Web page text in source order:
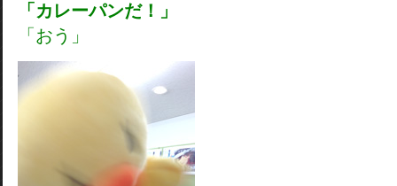
「カレーパンだ！」
「おう」